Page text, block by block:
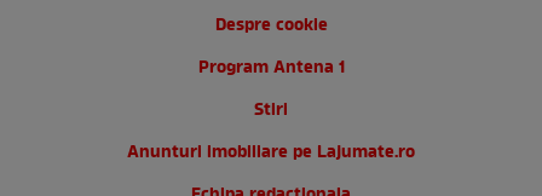
Despre cookie
Program Antena 1
Stiri
Anunturi imobiliare pe Lajumate.ro